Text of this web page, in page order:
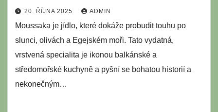
20. ŘÍJNA 2025 ADMIN
Moussaka je jídlo, které dokáže probudit touhu po
slunci, olivách a Egejském moři. Tato vydatná,
vrstvená specialita je ikonou balkánské a
středomořské kuchyně a pyšní se bohatou historií a
nekonečným…